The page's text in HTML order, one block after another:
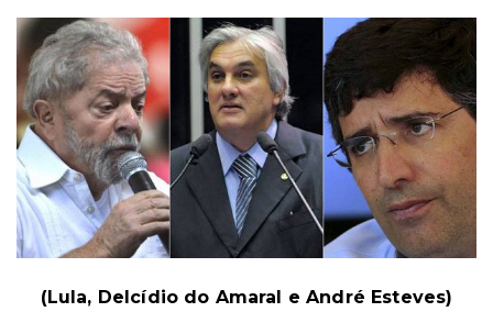
(Lula, Delcídio do Amaral e André Esteves)